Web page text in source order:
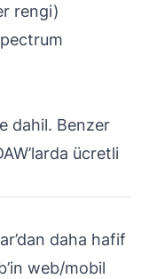
rengi)
dahil. Benzer
ücretli
daha hafif
web/mobil